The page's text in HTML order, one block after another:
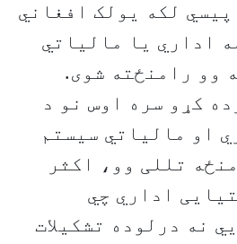
لکه یولک افغاني
اداري یا مالیاتي
وو رامنځته شوی.
کړو سره اوس نو د
او مالیاتي سیستم
تللی وو، اکثر
اداري چي
نه درلوده تشکیلات